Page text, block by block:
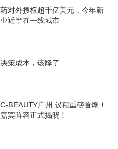
药对外授权超千亿美元，今年新
近半在一线城市
策成本，该降了
BEAUTY广州 议程重磅首爆！
宾阵容正式揭晓！